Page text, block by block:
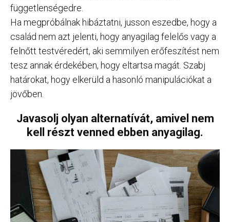
függetlenségedre.
Ha megpróbálnak hibáztatni, jusson eszedbe, hogy a
család nem azt jelenti, hogy anyagilag felelős vagy a
felnőtt testvéredért, aki semmilyen erőfeszítést nem
tesz annak érdekében, hogy eltartsa magát. Szabj
határokat, hogy elkerüld a hasonló manipulációkat a
jövőben.
Javasolj olyan alternatívát, amivel nem
kell részt venned ebben anyagilag.